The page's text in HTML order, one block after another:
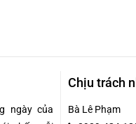
ngày của
Chịu trách
Bà Lê Phạm